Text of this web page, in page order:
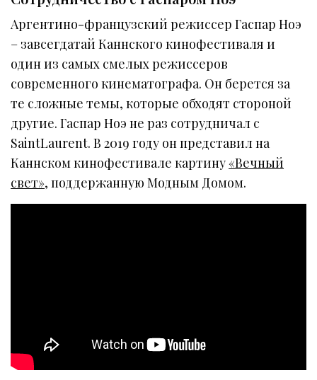
Аргентино-французский режиссер Гаспар Ноэ
– завсегдатай Каннского кинофестиваля и
один из самых смелых режиссеров
современного кинематографа. Он берется за
те сложные темы, которые обходят стороной
другие. Гаспар Ноэ не раз сотрудничал с
SaintLaurent. В 2019 году он представил на
Каннском кинофестивале картину«Вечный
свет», поддержанную Модным Домом.